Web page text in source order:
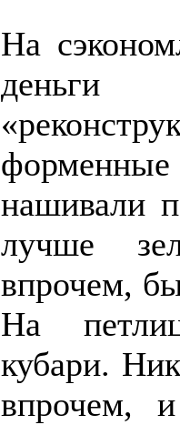
На
нашивали
лучше
впрочем,
На
кубари.
впрочем,